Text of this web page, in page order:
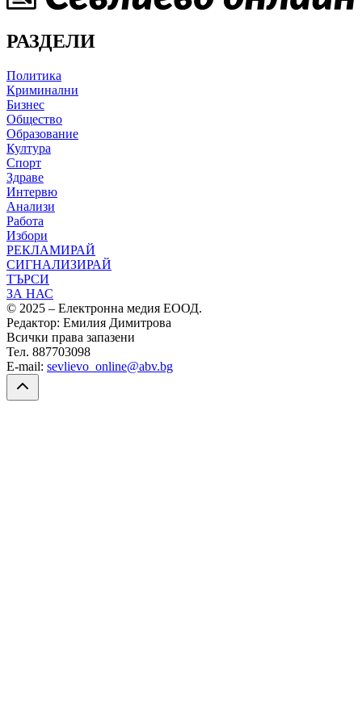
РАЗДЕЛИ
Политика
Криминални
Бизнес
Общество
Образование
Култура
Спорт
Здраве
Интервю
Анализи
Работа
Избори
РЕКЛАМИРАЙ
СИГНАЛИЗИРАЙ
ТЪРСИ
ЗА НАС
© 2025 – Електронна медия ЕООД.
Редактор: Емилия Димитрова
Всички права запазени
Тел. 887703098
E-mail: sevlievo_online@abv.bg